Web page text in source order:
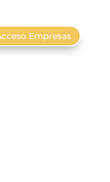
Empresas